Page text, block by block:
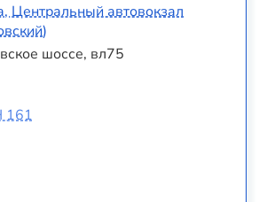
Центральный автовокзал
шоссе, вл75
161